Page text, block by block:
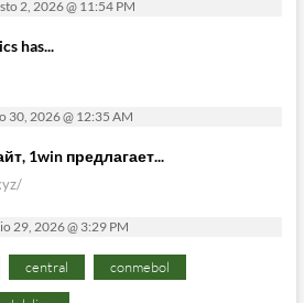
2, 2026 @ 11:54 PM
has...
30, 2026 @ 12:35 AM
1win предлагает...
29, 2026 @ 3:29 PM
central conmebol